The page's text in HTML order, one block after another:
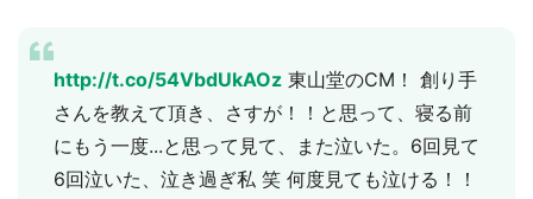
http://t.co/54VbdUkAOz 東山堂のCM！ 創り手
さんを教えて頂き、さすが！！と思って、寝る前
にもう一度...と思って見て、また泣いた。6回見て
6回泣いた、泣き過ぎ私 笑 何度見ても泣ける！！